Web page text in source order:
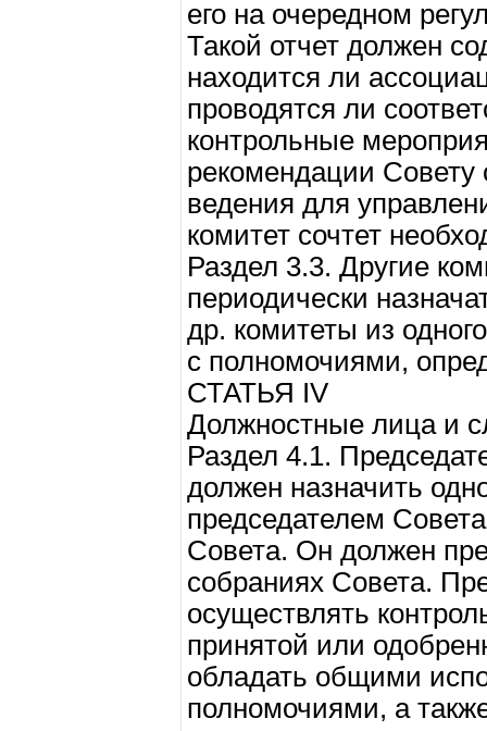
его на очередном
Такой отчет должен
находится ли
проводятся ли
контрольные
рекомендации Совету
ведения для
комитет сочтет
Раздел 3.3. Другие
периодически
др. комитеты из
с полномочиями,
СТАТЬЯ IV
Должностные лица и
Раздел 4.1.
должен назначить
председателем
Совета. Он должен
собраниях Совета.
осуществлять
принятой или
обладать общими
полномочиями, а